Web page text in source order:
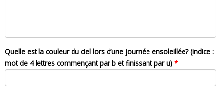
Quelle est la couleur du ciel lors d’une journée ensoleillée? (indice :
mot de 4 lettres commençant par b et finissant par u) *